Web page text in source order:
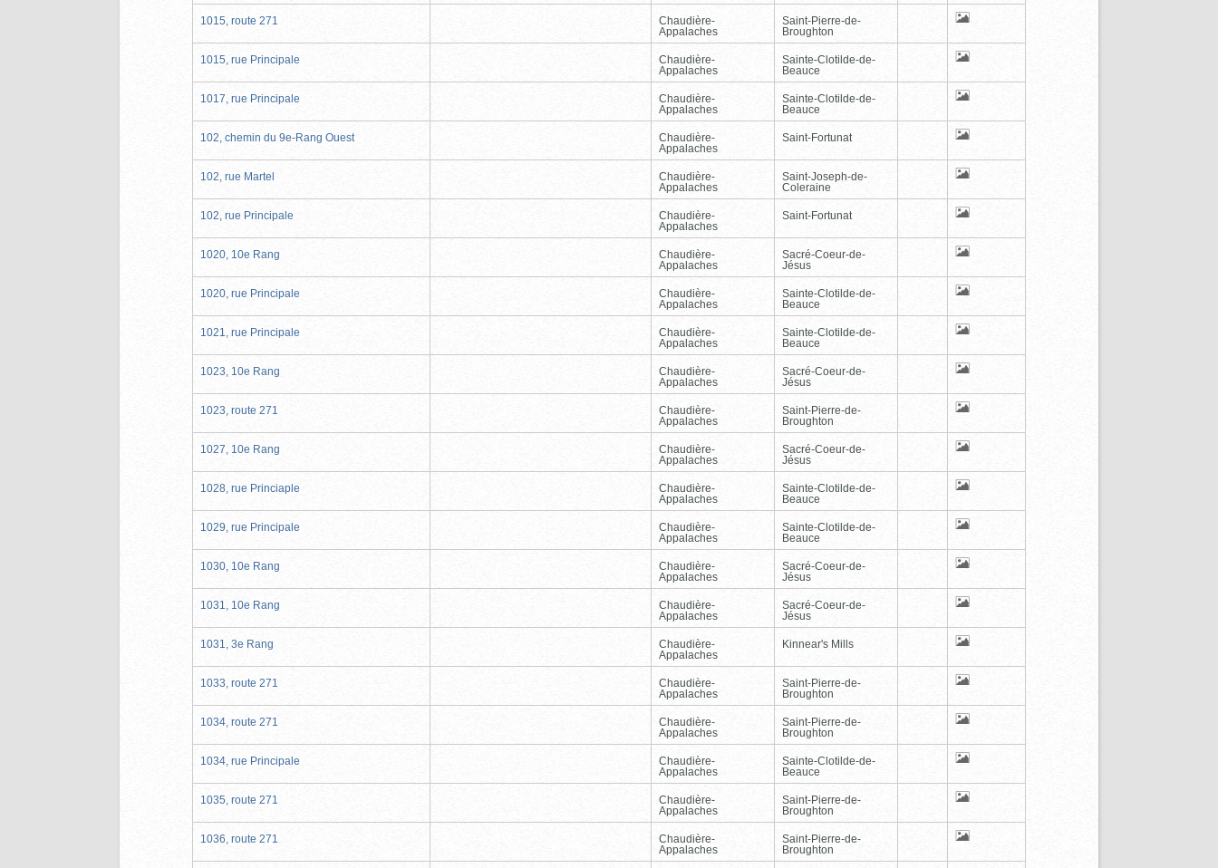
1015, route 271
Chaudière-
Appalaches
Saint-Pierre-de-
Broughton
1015, rue Principale
Chaudière-
Appalaches
Sainte-Clotilde-de-
Beauce
1017, rue Principale
Chaudière-
Appalaches
Sainte-Clotilde-de-
Beauce
102, chemin du 9e-Rang Ouest
Chaudière-
Appalaches
Saint-Fortunat
102, rue Martel
Chaudière-
Appalaches
Saint-Joseph-de-
Coleraine
102, rue Principale
Chaudière-
Appalaches
Saint-Fortunat
1020, 10e Rang
Chaudière-
Appalaches
Sacré-Coeur-de-
Jésus
1020, rue Principale
Chaudière-
Appalaches
Sainte-Clotilde-de-
Beauce
1021, rue Principale
Chaudière-
Appalaches
Sainte-Clotilde-de-
Beauce
1023, 10e Rang
Chaudière-
Appalaches
Sacré-Coeur-de-
Jésus
1023, route 271
Chaudière-
Appalaches
Saint-Pierre-de-
Broughton
1027, 10e Rang
Chaudière-
Appalaches
Sacré-Coeur-de-
Jésus
1028, rue Princiaple
Chaudière-
Appalaches
Sainte-Clotilde-de-
Beauce
1029, rue Principale
Chaudière-
Appalaches
Sainte-Clotilde-de-
Beauce
1030, 10e Rang
Chaudière-
Appalaches
Sacré-Coeur-de-
Jésus
1031, 10e Rang
Chaudière-
Appalaches
Sacré-Coeur-de-
Jésus
1031, 3e Rang
Chaudière-
Appalaches
Kinnear's Mills
1033, route 271
Chaudière-
Appalaches
Saint-Pierre-de-
Broughton
1034, route 271
Chaudière-
Appalaches
Saint-Pierre-de-
Broughton
1034, rue Principale
Chaudière-
Appalaches
Sainte-Clotilde-de-
Beauce
1035, route 271
Chaudière-
Appalaches
Saint-Pierre-de-
Broughton
1036, route 271
Chaudière-
Appalaches
Saint-Pierre-de-
Broughton